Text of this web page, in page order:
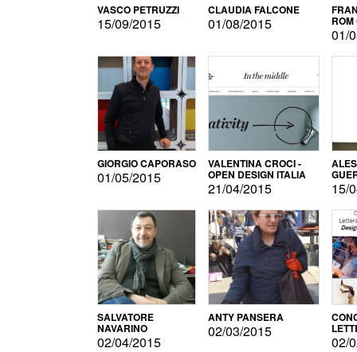
VASCO PETRUZZI
15/09/2015
CLAUDIA FALCONE
01/08/2015
01/
GIORGIO CAPORASO
01/05/2015
VALENTINA CROCI -
OPEN DESIGN ITALIA
21/04/2015 15/
SALVATORE
NAVARINO
02/04/2015
ANTY PANSERA
02/03/2015
02/